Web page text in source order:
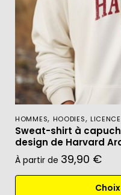
HOMMES, HOODIES,
Sweat-shirt à
design de Harvard
À partir de 39,90 €